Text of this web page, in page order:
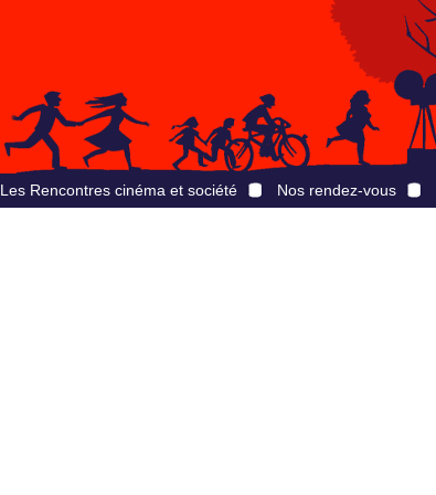
Les Rencontres cinéma et société Nos rendez-vous